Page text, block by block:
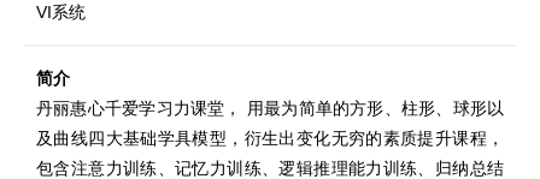
VI系统
简介
丹丽惠心千爱学习力课堂， 用最为简单的方形、柱形、球形以
及曲线四大基础学具模型，衍生出变化无穷的素质提升课程，
包含注意力训练、记忆力训练、逻辑推理能力训练、归纳总结